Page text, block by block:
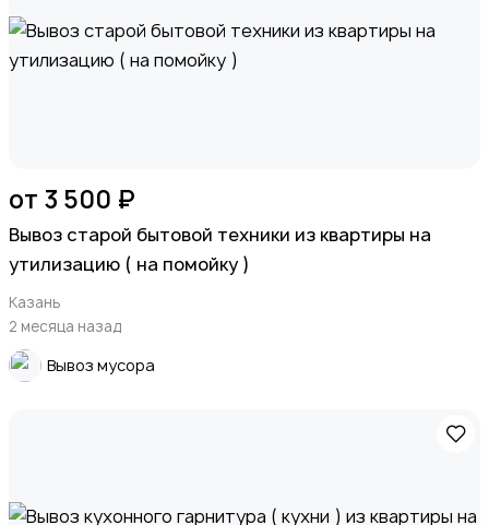
от 3 500 ₽
Вывоз старой бытовой техники из квартиры на
утилизацию ( на помойку )
Казань
2 месяца назад
Вывоз мусора